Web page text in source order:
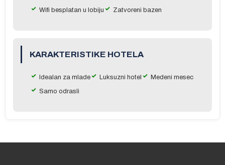
Wifi besplatan u lobiju
Zatvoreni bazen
KARAKTERISTIKE HOTELA
Idealan za mlade Luksuzni hotel
Medeni mesec
Samo odrasli